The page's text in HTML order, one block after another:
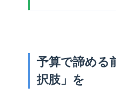
予算で諦める
択肢」を